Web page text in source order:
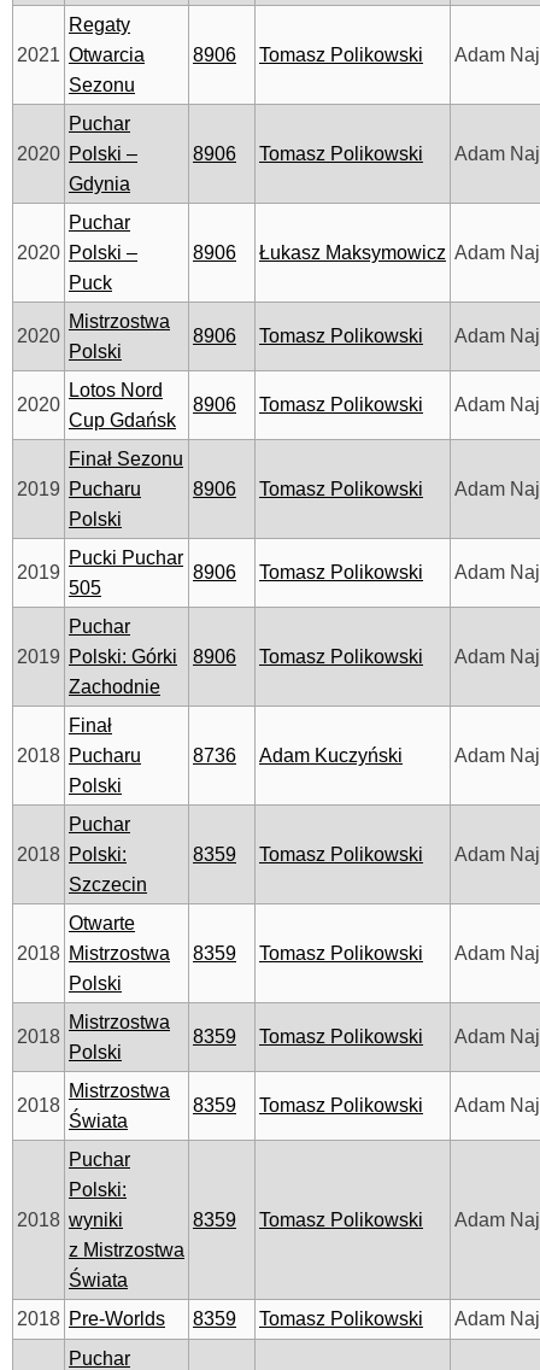
2021
Regaty
Otwarcia
Sezonu
8906 Tomasz Polikowski Adam
2020
Puchar
Polski –
Gdynia
8906 Tomasz Polikowski Adam
2020
Puchar
Polski –
Puck
8906 Łukasz Maksymowicz Adam
2020
Mistrzostwa
Polski
8906 Tomasz Polikowski Adam
2020
Lotos Nord
Cup Gdańsk
8906 Tomasz Polikowski Adam
2019
Finał Sezonu
Pucharu
Polski
8906 Tomasz Polikowski Adam
2019
Pucki Puchar
505
8906 Tomasz Polikowski Adam
2019
Puchar
Polski: Górki
Zachodnie
8906 Tomasz Polikowski Adam
2018
Finał
Pucharu
Polski
8736 Adam Kuczyński Adam
2018
Puchar
Polski:
Szczecin
8359 Tomasz Polikowski Adam
2018
Otwarte
Mistrzostwa
Polski
8359 Tomasz Polikowski Adam
2018
Mistrzostwa
Polski
8359 Tomasz Polikowski Adam
2018
Mistrzostwa
Świata
8359 Tomasz Polikowski Adam
2018
Puchar
Polski:
wyniki
z Mistrzostwa
Świata
8359 Tomasz Polikowski Adam
2018 Pre-Worlds 8359 Tomasz Polikowski
Adam
Puchar